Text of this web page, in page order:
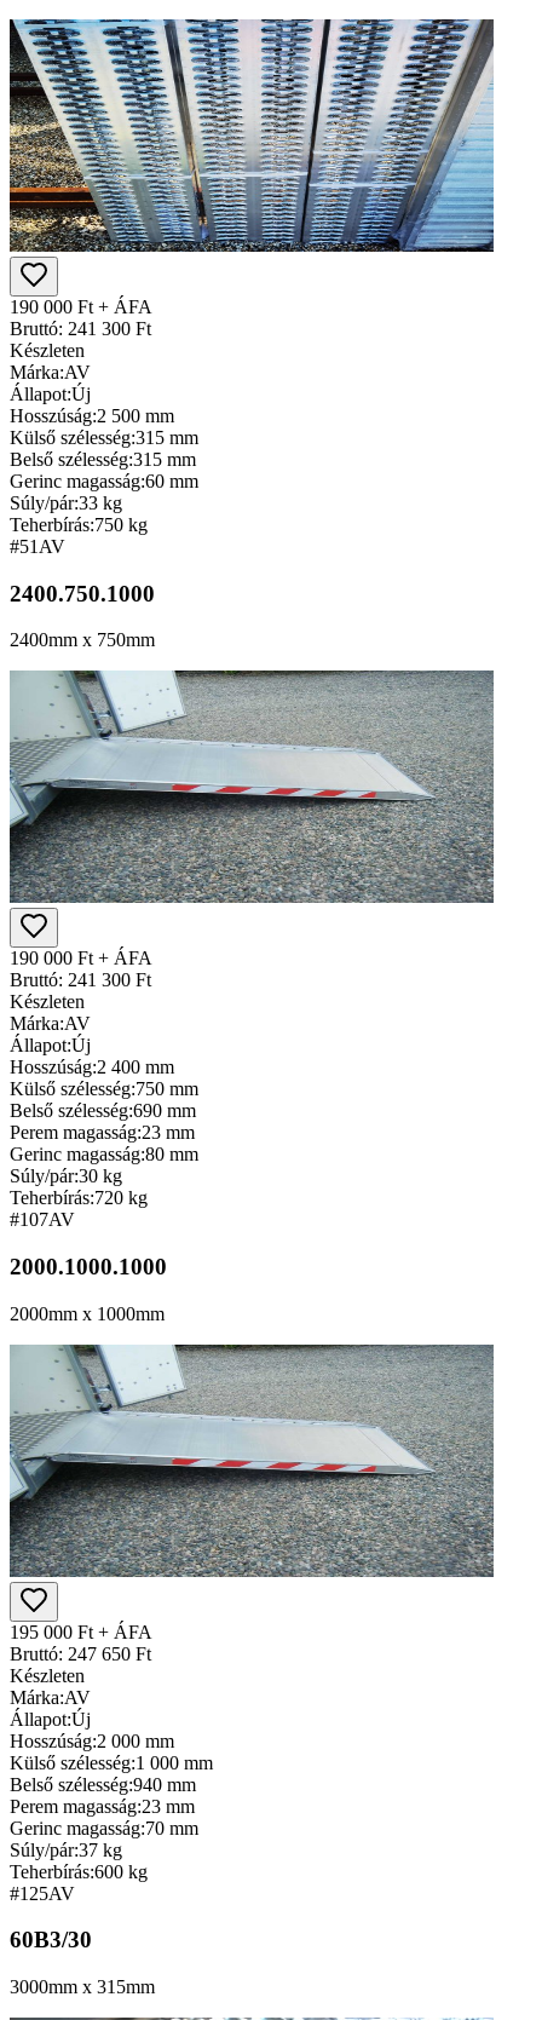
190 000 Ft + ÁFA
Bruttó: 241 300 Ft
Készleten
Márka:AV
Állapot:Új
Hosszúság:2 500 mm
Külső szélesség:315 mm
Belső szélesség:315 mm
Gerinc magasság:60 mm
Súly/pár:33 kg
Teherbírás:750 kg
#51 AV
2400.750.1000
2400mm x 750mm
190 000 Ft + ÁFA
Bruttó: 241 300 Ft
Készleten
Márka:AV
Állapot:Új
Hosszúság:2 400 mm
Külső szélesség:750 mm
Belső szélesség:690 mm
Perem magasság:23 mm
Gerinc magasság:80 mm
Súly/pár:30 kg
Teherbírás:720 kg
#107AV
2000.1000.1000
2000mm x 1000mm
195 000 Ft + ÁFA
Bruttó: 247 650 Ft
Készleten
Márka:AV
Állapot:Új
Hosszúság:2 000 mm
Külső szélesség:1 000 mm
Belső szélesség:940 mm
Perem magasság:23 mm
Gerinc magasság:70 mm
Súly/pár:37 kg
Teherbírás:600 kg
#125AV
60B3/30
3000mm x 315mm